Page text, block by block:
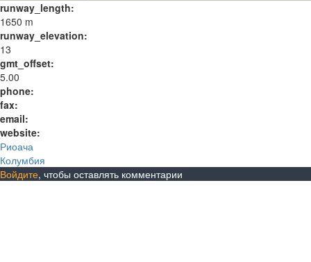
runway_length:
1650 m
runway_elevation:
13
gmt_offset:
5.00
phone:
fax:
email:
website:
Риоача
Колумбия
Войдите, чтобы оставлять комментарии